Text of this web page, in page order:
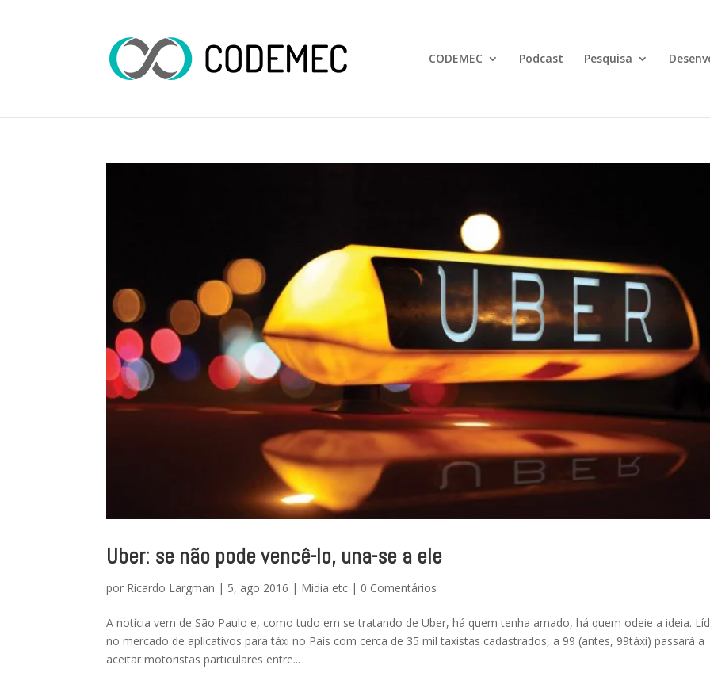
CODEMEC Podcast Pesquisa
Uber: se não pode vencê-lo, una-se a ele
por Ricardo Largman | 5, ago 2016 | Midia etc | 0 Comentários
A notícia vem de São Paulo e, como tudo em se tratando de Uber, há quem tenha amado, há quem odeie a ideia.
no mercado de aplicativos para táxi no País com cerca de 35 mil taxistas cadastrados, a 99 (antes, 99táxi) passará a
aceitar motoristas particulares entre...